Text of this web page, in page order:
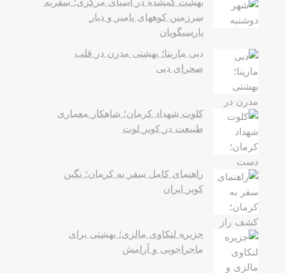
سرزمین کوههای پامیر و دیار
پارسیگویان
دبی مارینا؛ بهشتی مدرن در قلب
صحرای دبی
کلوت شهداد کرمان؛ شاهکار معماری
طبیعت در کویر لوت
راهنمای کامل سفر به کرمان؛ نگین
کویر ایران
جزیره لنکاوی مالزی؛ بهشتی برای
ماجراجویی و آرامش